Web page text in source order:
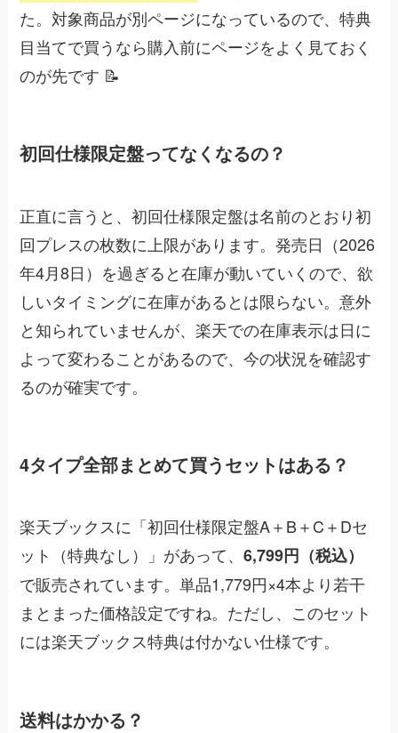
た。対象商品が別ページになっているので、特典
目当てで買うなら購入前にページをよく見ておく
のが先です 📝
初回仕様限定盤ってなくなるの？
正直に言うと、初回仕様限定盤は名前のとおり初
回プレスの枚数に上限があります。発売日（2026
年4月8日）を過ぎると在庫が動いていくので、欲
しいタイミングに在庫があるとは限らない。意外
と知られていませんが、楽天での在庫表示は日に
よって変わることがあるので、今の状況を確認す
るのが確実です。
4タイプ全部まとめて買うセットはある？
楽天ブックスに「初回仕様限定盤A＋B＋C＋Dセ
ット（特典なし）」があって、6,799円（税込）
で販売されています。単品1,779円×4本より若干
まとまった価格設定ですね。ただし、このセット
には楽天ブックス特典は付かない仕様です。
送料はかかる？